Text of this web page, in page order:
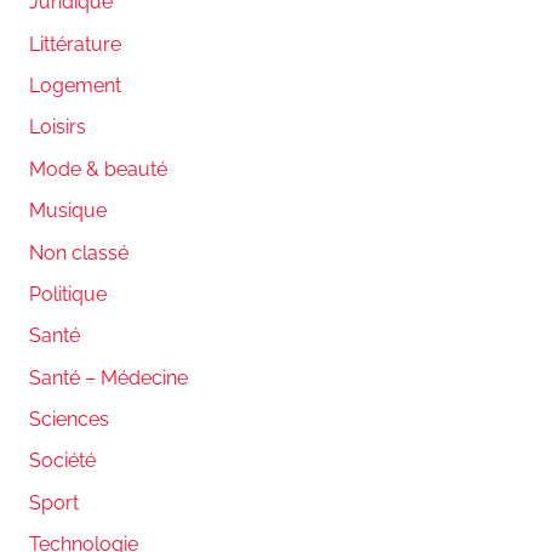
Littérature
Logement
Loisirs
Mode & beauté
Musique
Non classé
Politique
Santé
Santé – Médecine
Sciences
Société
Sport
Technologie